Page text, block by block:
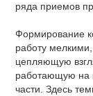
ряда приемов
Формирование
работу
цепляющую
работающую на
части. Здесь